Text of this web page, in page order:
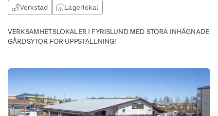
Verkstad Lagerlokal
VERKSAMHETSLOKALER I FYRISLUND MED STORA INHÄGNADE
GÅRDSYTOR FÖR UPPSTÄLLNING!